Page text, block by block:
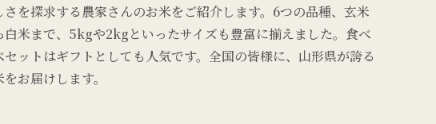
さを探求する農家さんのお米をご紹介します。6つの品種、玄米
白米まで、5kgや2kgといったサイズも豊富に揃えました。食べ
セットはギフトとしても人気です。全国の皆様に、山形県が誇る
お届けします。